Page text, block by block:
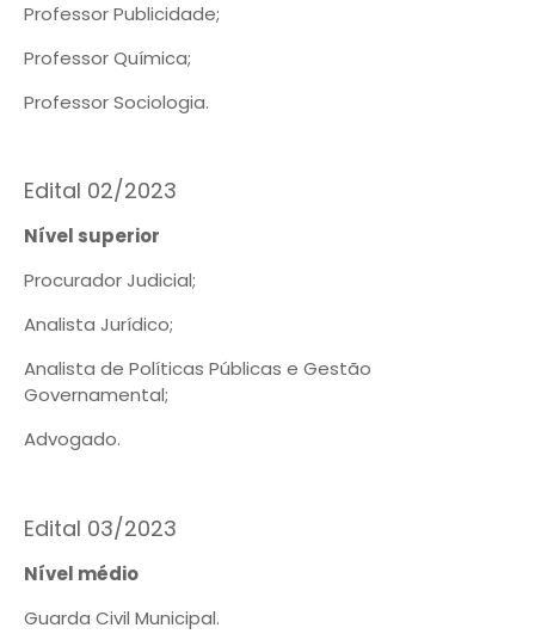
Professor Publicidade;
Professor Química;
Professor Sociologia.
Edital 02/2023
Nível superior
Procurador Judicial;
Analista Jurídico;
Analista de Políticas Públicas e Gestão
Governamental;
Advogado.
Edital 03/2023
Nível médio
Guarda Civil Municipal.